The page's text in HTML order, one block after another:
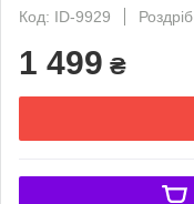
Код: ID-9929
Роздріб
1 499 ₴